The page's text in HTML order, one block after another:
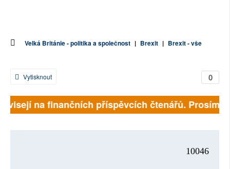
Velká Británie - politika a společnost | Brexit | Brexit - vše
0
Vytisknout
na finančních příspěvcích čtenářů. Prosíme,
10046